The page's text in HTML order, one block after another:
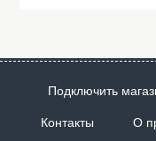
Подключить
Контакты О